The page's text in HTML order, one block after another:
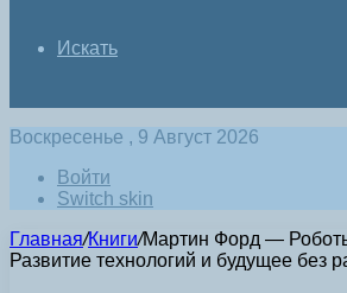
Искать
Воскресенье , 9 Август 2026
Войти
Switch skin
Главная/Книги/Мартин Форд —
Развитие технологий и будущее без